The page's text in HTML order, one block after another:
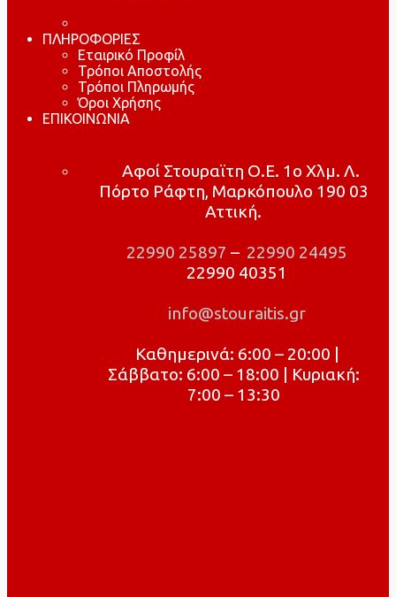
ΠΛΗΡΟΦΟΡΙΕΣ
Εταιρικό Προφίλ
Τρόποι Αποστολής
Τρόποι Πληρωμής
Όροι Χρήσης
ΕΠΙΚΟΙΝΩΝΙΑ
Αφοί Στουραϊτη Ο.Ε. 1ο Χλμ. Λ.
Πόρτο Ράφτη, Μαρκόπουλο 190 03
Αττική.
22990 25897 – 22990 24495
22990 40351
info@stouraitis.gr
Καθημερινά: 6:00 – 20:00 |
Σάββατο: 6:00 – 18:00 | Κυριακή:
7:00 – 13:30